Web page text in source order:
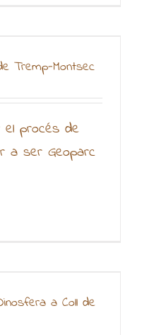
Tremp-Montsec
el procés de
a ser Geoparc
a Coll de